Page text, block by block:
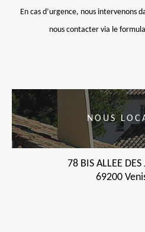
En cas d’urgence, nous intervenons
nous contacter via le
NOUS
78 BIS ALLEE
69200